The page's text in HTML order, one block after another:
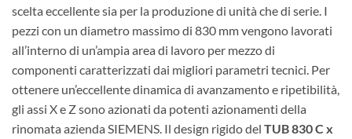
scelta eccellente sia per la produzione di unità che di serie. I
pezzi con un diametro massimo di 830 mm vengono lavorati
all’interno di un’ampia area di lavoro per mezzo di
componenti caratterizzati dai migliori parametri tecnici. Per
ottenere un’eccellente dinamica di avanzamento e ripetibilità,
gli assi X e Z sono azionati da potenti azionamenti della
rinomata azienda SIEMENS. Il design rigido del TUB 830 C x